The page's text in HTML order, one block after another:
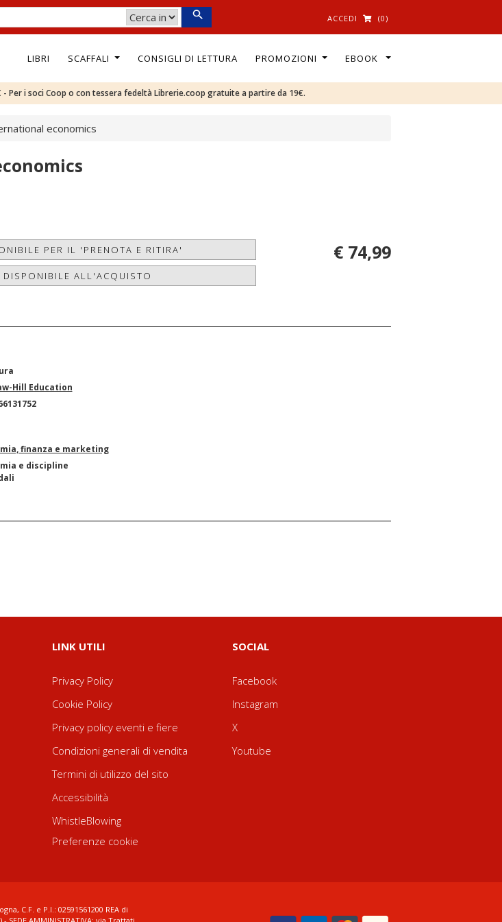
ACCEDI (0)
LIBRI SCAFFALI CONSIGLI DI LETTURA PROMOZIONI EBOOK
Per i soci Coop o con tessera fedeltà Librerie.coop gratuite a partire da 19€.
economics
PER IL 'PRENOTA E RITIRA'
DISPONIBILE ALL'ACQUISTO
€ 74,99
Hill Education
finanza e marketing
e discipline
LINK UTILI
Privacy Policy
Cookie Policy
Privacy policy eventi e fiere
Condizioni generali di vendita
Termini di utilizzo del sito
Accessibilità
WhistleBlowing
Preferenze cookie
SOCIAL
Facebook
Instagram
X
Youtube
C.F. e P.I.: 02591561200 REA di